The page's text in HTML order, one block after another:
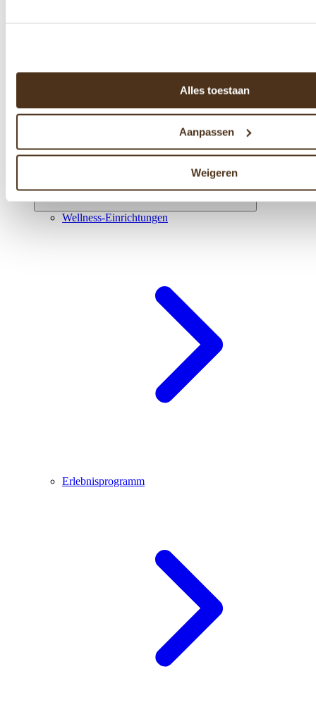
Alles toestaan
Aanpassen
Weigeren
Wellness-Einrichtungen
Erlebnisprogramm